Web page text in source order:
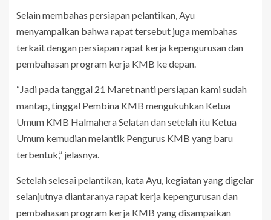
Selain membahas persiapan pelantikan, Ayu
menyampaikan bahwa rapat tersebut juga membahas
terkait dengan persiapan rapat kerja kepengurusan dan
pembahasan program kerja KMB ke depan.
“Jadi pada tanggal 21 Maret nanti persiapan kami sudah
mantap, tinggal Pembina KMB mengukuhkan Ketua
Umum KMB Halmahera Selatan dan setelah itu Ketua
Umum kemudian melantik Pengurus KMB yang baru
terbentuk,” jelasnya.
Setelah selesai pelantikan, kata Ayu, kegiatan yang digelar
selanjutnya diantaranya rapat kerja kepengurusan dan
pembahasan program kerja KMB yang disampaikan